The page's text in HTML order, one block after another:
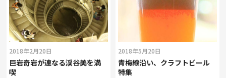
2018年2月20日
巨岩奇岩が連なる渓谷美を満
喫
2018年5月20日
青梅線沿い、クラフトビール
特集